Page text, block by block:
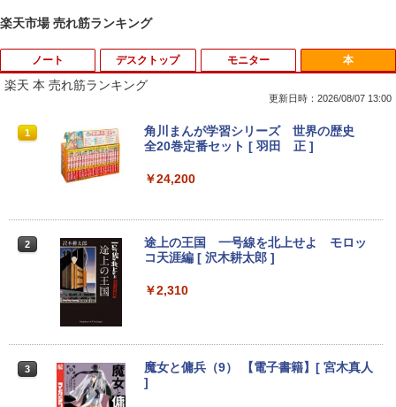
楽天市場 売れ筋ランキング
ノート
1
【楽天1位常連】【新品】 2026年最新モ
デル ノートパソコン パソコン JIS 日本
ws11 第13世代CPU搭載 14.1/15.6インチ
128GB 256GB 512GB 1TB USB3.0 初期
設定済
￥33,680
ノートパソコン HP ProBook 450 G7 第
10世代 Core i5 メモリ16GB SSD256GB
Bluetooth HDMI カメラ Wi-Fi 15.6イン
チ Windows 11 Pro 送料無料 保証付き
デスクトップ
1
HP EliteDesk800 G4 SFF オフィス付き
Corei5-8500 / メモリ16GB / HDD500GB
コン オプション変更可能（ 32GB / 64G
￥28,800
o】【中古/送料無料】※沖縄・離島を除
く
モニター
1
DELL デル・テクノロジーズ Dell Pro 2
3.8 ディスプレイ E2425HM 【法人限
Yoothi 互換品 11.6インチ ASUS B1100
R1100F BR1100FKA B1100FKA-BP135
修理交換用液晶タッチパネル ベゼル付き
￥13,800
本
楽天 本 売れ筋ランキング
更新日時：2026/08/07 13:00
1
角川まんが学習シリーズ 世界の歴史
全20巻定番セット [ 羽田 正 ]
￥24,200
2
途上の王国 一号線を北上せよ モロッ
コ天涯編 [ 沢木耕太郎 ]
￥2,310
3
魔女と傭兵（9） 【電子書籍】[ 宮木真人
]